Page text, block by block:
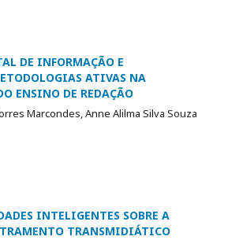
DE INFORMAÇÃO E
ATIVAS NA
ENSINO DE REDAÇÃO
Marcondes, Anne Alilma Silva Souza
INTELIGENTES SOBRE A
TRANSMIDIÁTICO